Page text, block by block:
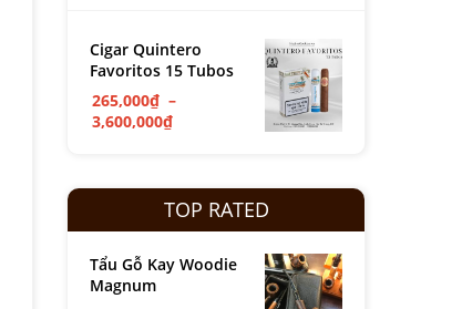
Cigar Quintero
Favoritos 15 Tubos
265,000₫ –
3,600,000₫
TOP RATED
Tẩu Gỗ Kay Woodie
Magnum